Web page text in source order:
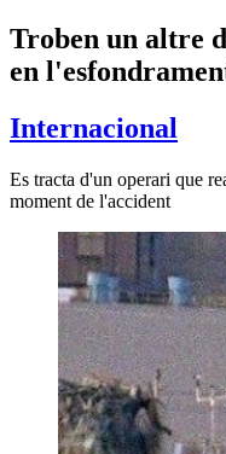
Troben un altre
en
Internacional
Es tracta d'un operari que
moment de l'accident